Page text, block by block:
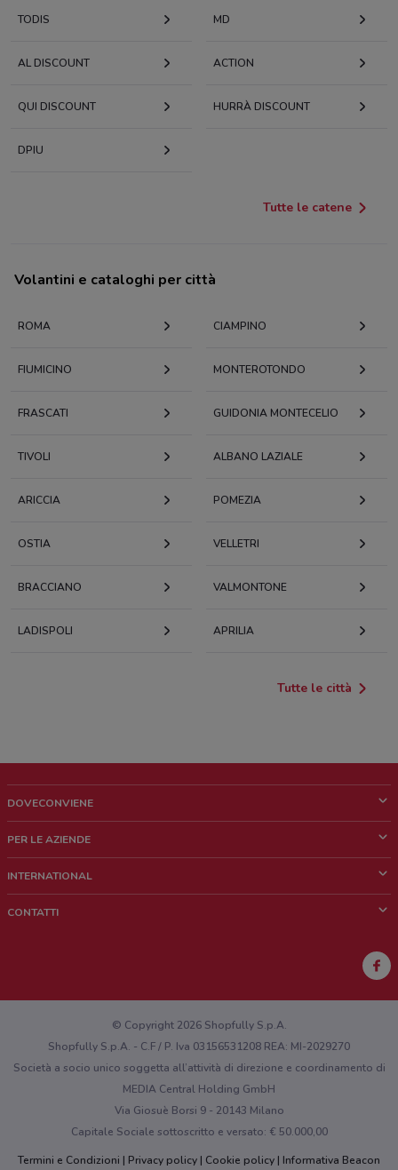
TODIS MD
AL DISCOUNT ACTION
QUI DISCOUNT HURRÀ DISCOUNT
DPIU
Tutte le catene
Volantini e cataloghi per città
ROMA CIAMPINO
FIUMICINO MONTEROTONDO
FRASCATI GUIDONIA MONTECELIO
TIVOLI ALBANO LAZIALE
ARICCIA POMEZIA
OSTIA VELLETRI
BRACCIANO VALMONTONE
LADISPOLI APRILIA
Tutte le città
DOVECONVIENE
Chi siamo
Lavora con noi
PER LE AZIENDE
Richieste commerciali e marketing
INTERNATIONAL
CONTATTI
Hai un malfunzionamento sul web o sull'app?
© Copyright 2026 Shopfully S.p.A.
Shopfully S.p.A. - C.F / P. Iva 03156531208 REA: MI-2029270
Società a socio unico soggetta all’attività di direzione e coordinamento di
MEDIA Central Holding GmbH
Via Giosuè Borsi 9 - 20143 Milano
Capitale Sociale sottoscritto e versato: € 50.000,00
Termini e Condizioni
Privacy policy Cookie policy Informativa Beacon